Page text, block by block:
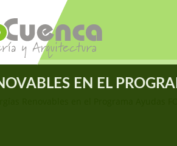
EN EL